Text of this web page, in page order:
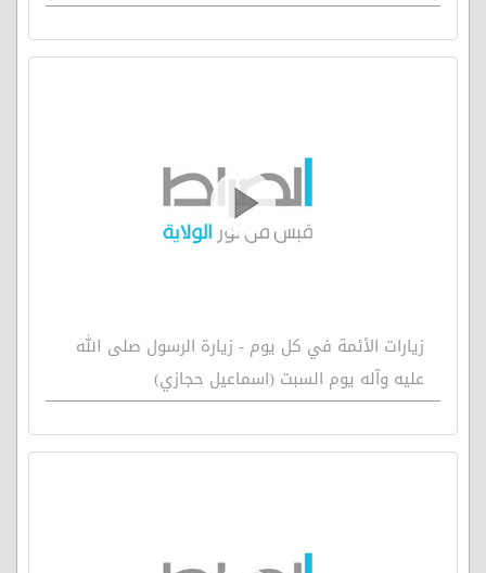
زيارات الأئمة في كل يوم - زيارة الرسول صلى الله
عليه وآله يوم السبت (اسماعيل حجازي)